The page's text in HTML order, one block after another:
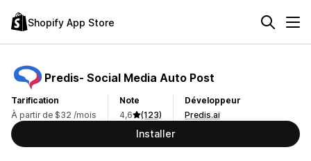
Shopify App Store
Predis‑ Social Media Auto Post
Tarification
À partir de $32 /mois
Note
4,6
(123)
Développeur
Predis.ai
Installer